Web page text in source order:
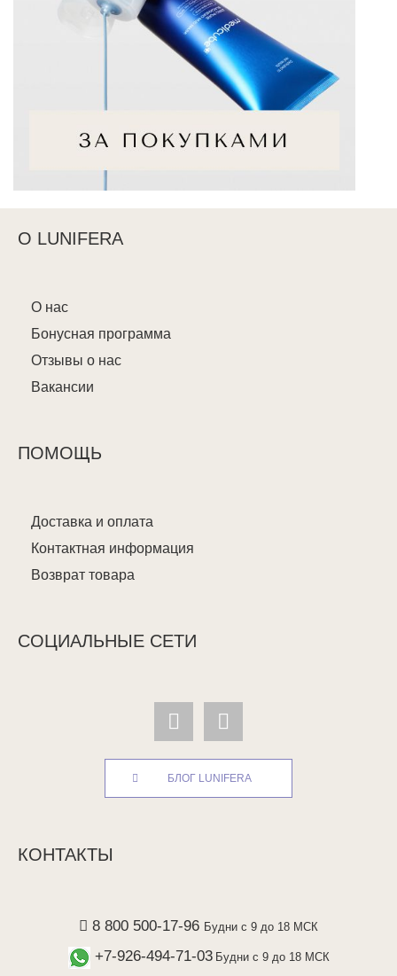
О LUNIFERA
О нас
Бонусная программа
Отзывы о нас
Вакансии
ПОМОЩЬ
Доставка и оплата
Контактная информация
Возврат товара
СОЦИАЛЬНЫЕ СЕТИ
БЛОГ LUNIFERA
КОНТАКТЫ
8 800 500-17-96 Будни с 9 до 18 МСК
+7-926-494-71-03 Будни с 9 до 18 МСК